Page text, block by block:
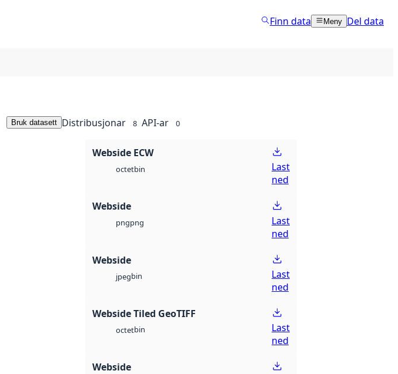
Finn data Meny Del data
Bruk datasett Distribusjonar 8 API-ar 0
Webside ECW
octetbin
Last
ned
Webside
pngpng
Last
ned
Webside
jpegbin
Last
ned
Webside Tiled GeoTIFF
octetbin
Last
ned
Webside